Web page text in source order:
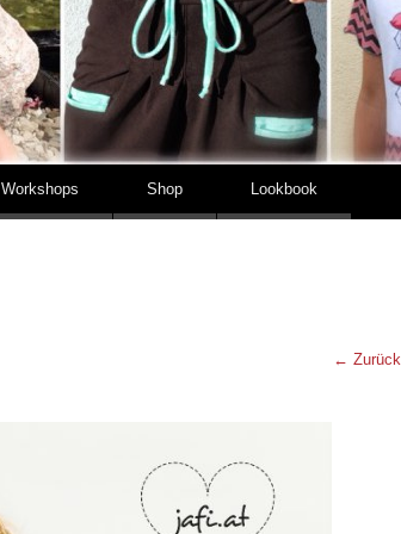
Workshops Shop Lookbook
← Zurück